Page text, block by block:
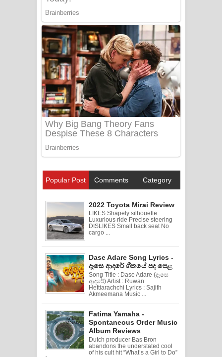
Popular Post Comments Category
2022 Toyota Mirai Review
LIKES Shapely silhouette
Luxurious ride Precise steering
DISLIKES Small back seat No
cargo ...
Dase Adare Song Lyrics -
දෑසෙ ආදරේ ගීතයේ පද පෙළ
Song Title : Dase Adare (දෑසෙ
ආදරේ) Artist : Ruwan
Hettiarachchi Lyrics : Sajith
Akmeemana Music ...
Fatima Yamaha -
Spontaneous Order Music
Album Reviews
Dutch producer Bas Bron
abandons the understated cool
of his cult hit “What’s a Girl to Do”